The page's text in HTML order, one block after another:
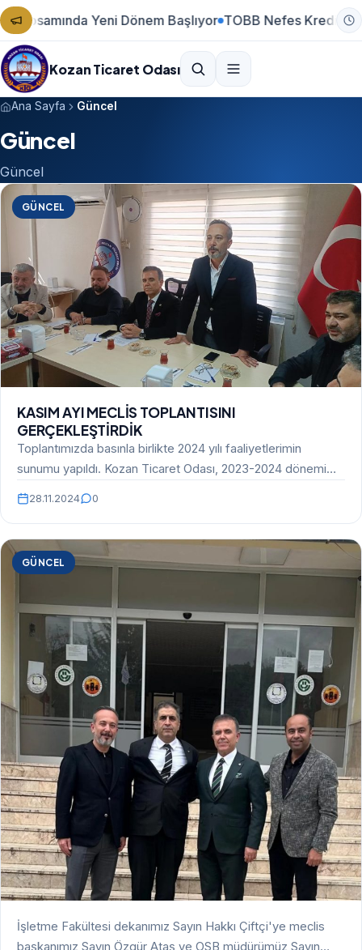
Dönem Başlıyor TOBB Nefes Kredisi Yeniden Başlıyor
Kozan Ticaret Odası
Ana Sayfa Güncel
Güncel
Güncel
GÜNCEL
KASIM AYI MECLİS TOPLANTISINI
GERÇEKLEŞTİRDİK
Toplantımızda basınla birlikte 2024 yılı faaliyetlerimin
sunumu yapıldı. Kozan Ticaret Odası, 2023-2024 dönemi
faaliyet raporunu açıkladı.…
28.11.2024 0
GÜNCEL
İşletme Fakültesi dekanımız Sayın Hakkı Çiftçi'ye meclis
başkanımız Sayın Özgür Ataş ve OSB müdürümüz Sayın